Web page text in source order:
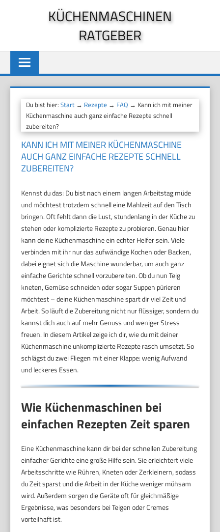
KÜCHENMASCHINEN
RATGEBER
Du bist hier:Start → Rezepte → FAQ → Kann ich mit meiner
Küchenmaschine auch ganz einfache Rezepte schnell
zubereiten?
KANN ICH MIT MEINER KÜCHENMASCHINE
AUCH GANZ EINFACHE REZEPTE SCHNELL
ZUBEREITEN?
Kennst du das: Du bist nach einem langen Arbeitstag müde
und möchtest trotzdem schnell eine Mahlzeit auf den Tisch
bringen. Oft fehlt dann die Lust, stundenlang in der Küche zu
stehen oder komplizierte Rezepte zu probieren. Genau hier
kann deine Küchenmaschine ein echter Helfer sein. Viele
verbinden mit ihr nur das aufwändige Kochen oder Backen,
dabei eignet sich die Maschine wunderbar, um auch ganz
einfache Gerichte schnell vorzubereiten. Ob du nun Teig
kneten, Gemüse schneiden oder sogar Suppen pürieren
möchtest – deine Küchenmaschine spart dir viel Zeit und
Arbeit. So läuft die Zubereitung nicht nur flüssiger, sondern du
kannst dich auch auf mehr Genuss und weniger Stress
freuen. In diesem Artikel zeige ich dir, wie du mit deiner
Küchenmaschine unkomplizierte Rezepte rasch umsetzt. So
schlägst du zwei Fliegen mit einer Klappe: wenig Aufwand
und leckeres Essen.
Wie Küchenmaschinen bei
einfachen Rezepten Zeit sparen
Eine Küchenmaschine kann dir bei der schnellen Zubereitung
einfacher Gerichte eine große Hilfe sein. Sie erleichtert viele
Arbeitsschritte wie Rühren, Kneten oder Zerkleinern, sodass
du Zeit sparst und die Arbeit in der Küche weniger mühsam
wird. Außerdem sorgen die Geräte oft für gleichmäßige
Ergebnisse, was besonders bei Teigen oder Cremes
vorteilhaft ist.